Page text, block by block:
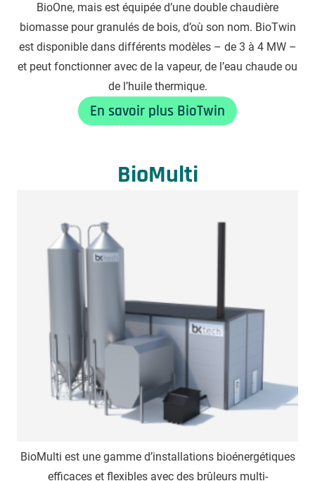
BioOne, mais est équipée d’une double chaudière
biomasse pour granulés de bois, d’où son nom. BioTwin
est disponible dans différents modèles – de 3 à 4 MW –
et peut fonctionner avec de la vapeur, de l’eau chaude ou
de l’huile thermique.
En savoir plus BioTwin
BioMulti
BioMulti est une gamme d’installations bioénergétiques
efficaces et flexibles avec des brûleurs multi-